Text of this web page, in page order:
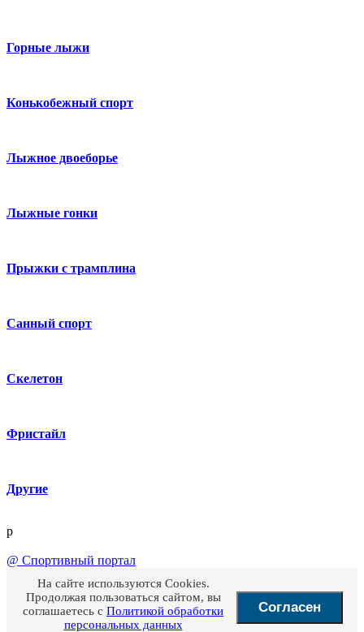
Горные лыжи
Конькобежный спорт
Лыжное двоеборье
Лыжные гонки
Прыжки с трамплина
Санный спорт
Скелетон
Фристайл
Другие
p
@ Спортивный портал
На сайте используются Cookies.
Продолжая пользоваться сайтом, вы
соглашаетесь с Политикой обработки
персональных данных
Согласен